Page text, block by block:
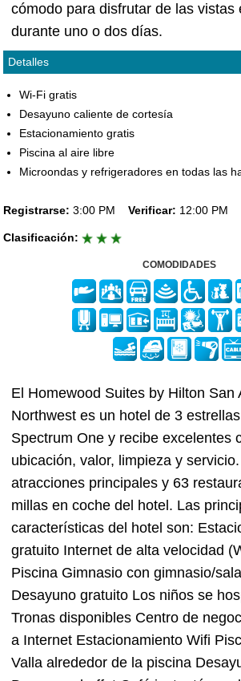
cómodo para disfrutar de las vistas
durante uno o dos días.
Detalles
Wi-Fi gratis
Desayuno caliente de cortesía
Estacionamiento gratis
Piscina al aire libre
Microondas y refrigeradores en todas las
Registrarse: 3:00 PM Verificar: 12:00 PM
Clasificación:
COMODIDADES
El Homewood Suites by Hilton San
Northwest es un hotel de 3
Spectrum One y recibe excelentes
ubicación, valor, limpieza y
atracciones principales y 63
millas en coche del hotel. Las
características del hotel son:
gratuito Internet de alta velocidad
Piscina Gimnasio con gimnasio/
Desayuno gratuito Los niños se
Tronas disponibles Centro de
a Internet Estacionamiento Wifi
Valla alrededor de la piscina